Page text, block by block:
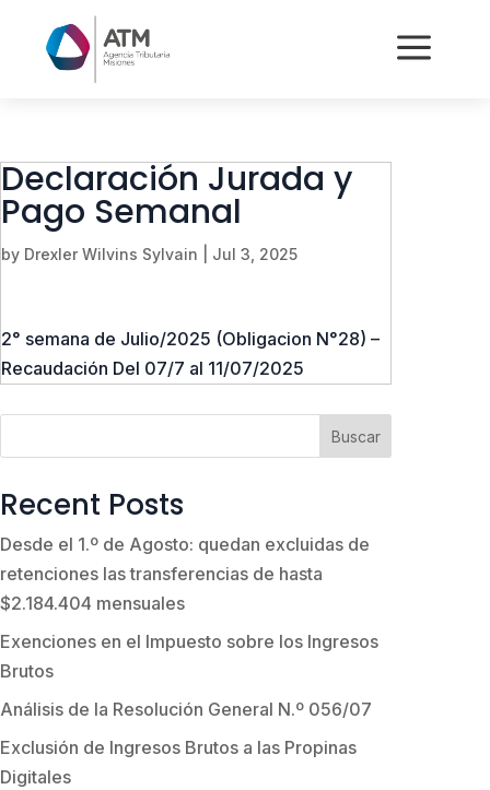
a
Declaración Jurada y
Pago Semanal
by Drexler Wilvins Sylvain Jul 3, 2025
2° semana de Julio/2025 (Obligacion N°28) –
Recaudación Del 07/7 al 11/07/2025
Buscar
Recent Posts
Desde el 1.º de Agosto: quedan excluidas de
retenciones las transferencias de hasta
$2.184.404 mensuales
Exenciones en el Impuesto sobre los Ingresos
Brutos
Análisis de la Resolución General N.º 056/07
Exclusión de Ingresos Brutos a las Propinas
Digitales